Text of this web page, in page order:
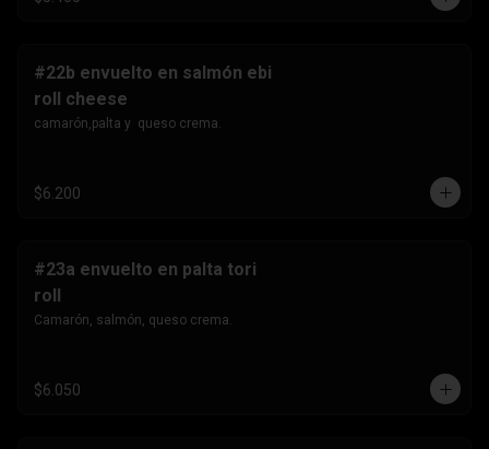
#22b envuelto en salmón ebi
roll cheese
camarón,palta y  queso crema.
$6.200
#23a envuelto en palta tori
roll
Camarón, salmón, queso crema.
$6.050